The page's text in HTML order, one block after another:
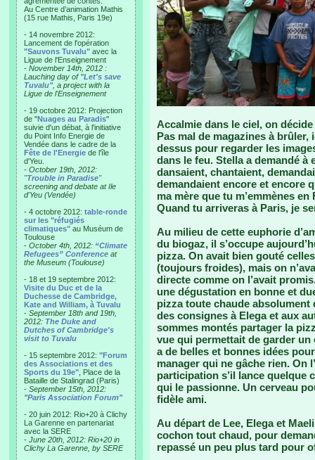
Au Centre d’animation Mathis
(15 rue Mathis, Paris 19e)
- 14 novembre 2012:
Lancement de l'opération
"Sauvons Tuvalu" avec la
Ligue de l'Enseignement
- November 14th, 2012 :
Lauching day of "Let's save
Tuvalu", a project with la
Ligue de l'Enseignement
- 19 octobre 2012: Projection
de "Nuages au Paradis"
suivie d'un débat, à l'initiative
du Point Info Energie de
Vendée dans le cadre de la
Fête de l'Energie de l'île
d'Yeu.
- October 19th, 2012:
"Trouble in Paradise"
screening and debate at Ile
d'Yeu (Vendée)
- 4 octobre 2012: table-ronde
sur les "réfugiés
climatiques" au Muséum de
Toulouse
- October 4th, 2012: “Climate
Refugees” Conference at
the Museum (Toulouse)
- 18 et 19 septembre 2012:
Visite du Duc et de la
Duchesse de Cambridge,
Kate and William, à Tuvalu
- September 18th and 19th,
2012: The Duke and
Dutches of Cambridge's
visit to Tuvalu
- 15 septembre 2012: "Forum
des Associations et des
Sports du 19e" , Place de la
Bataille de Stalingrad (Paris)
- September 15th, 2012:
"Paris Association Forum"
- 20 juin 2012: Rio+20 à Clichy
La Garenne en partenariat
avec la SERE
- June 20th, 2012: Rio+20 in
Clichy La Garenne, by SERE
Accalmie dans le ciel, on
Pas mal de magazines à
dessus pour regarder les
dans le feu. Stella a demandé
dansaient, chantaient,
demandaient encore et encore
ma mère que tu m’emmènes
Quand tu arriveras à Paris, je
Au milieu de cette euphorie
du biogaz, il s’occupe
pizza. On avait bien gouté
(toujours froides), mais on
directe comme on l’avait
une dégustation en bonne et
pizza toute chaude absolument
des consignes à Elega et aux
sommes montés partager la
vue qui permettait de garder
a de belles et bonnes idées
manager qui ne gâche rien. On
participation s’il lance quelque
qui le passionne. Un cerveau
fidèle ami.
Au départ de Lee, Elega et
cochon tout chaud, pour
repassé un peu plus tard pour